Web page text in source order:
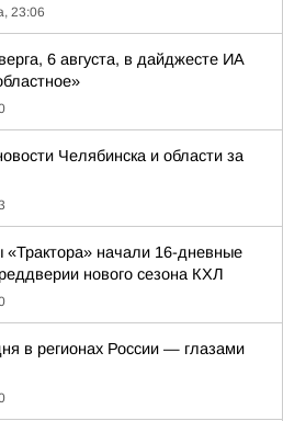
23:06
6 августа, в дайджесте ИА
Челябинска и области за
«Трактора» начали 16-дневные
нового сезона КХЛ
в регионах России — глазами